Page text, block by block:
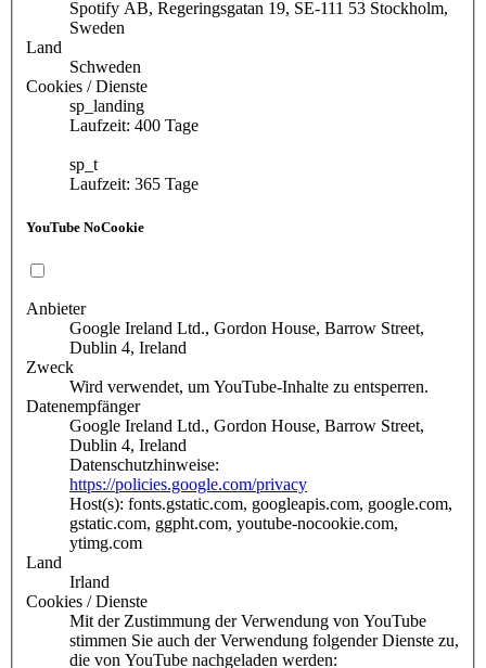
Spotify AB, Regeringsgatan 19, SE-111 53 Stockholm,
Sweden
Land
Schweden
Cookies / Dienste
sp_landing
Laufzeit: 400 Tage
sp_t
Laufzeit: 365 Tage
YouTube NoCookie
Anbieter
Google Ireland Ltd., Gordon House, Barrow Street,
Dublin 4, Ireland
Zweck
Wird verwendet, um YouTube-Inhalte zu entsperren.
Datenempfänger
Google Ireland Ltd., Gordon House, Barrow Street,
Dublin 4, Ireland
Datenschutzhinweise:
https://policies.google.com/privacy
Host(s): fonts.gstatic.com, googleapis.com, google.com,
gstatic.com, ggpht.com, youtube-nocookie.com,
ytimg.com
Land
Irland
Cookies / Dienste
Mit der Zustimmung der Verwendung von YouTube
stimmen Sie auch der Verwendung folgender Dienste zu,
die von YouTube nachgeladen werden: